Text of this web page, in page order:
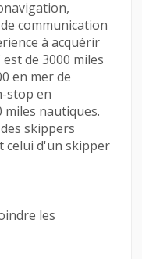
communication
à acquérir
de 3000 miles
en mer de
stop en
nautiques.
skippers
celui d'un skipper
les